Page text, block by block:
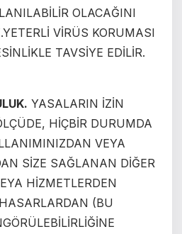
OLACAĞINI
YETERLİ VİRÜS KORUMASI
TAVSİYE EDİLİR.
YASALARIN İZİN
HİÇBİR DURUMDA
VEYA
SİZE SAĞLANAN DİĞER
HİZMETLERDEN
(BU